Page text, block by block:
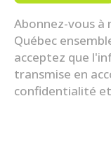
Abonnez-vous
Québec
acceptez que
transmise en
confidentialité